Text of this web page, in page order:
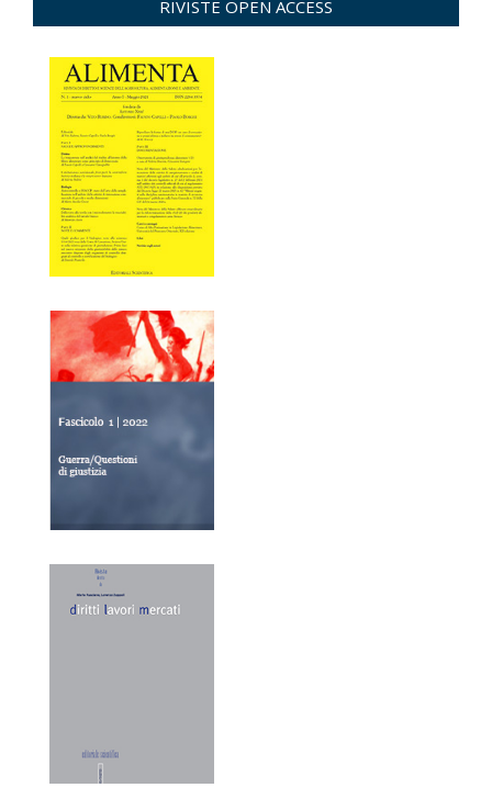
RIVISTE OPEN ACCESS